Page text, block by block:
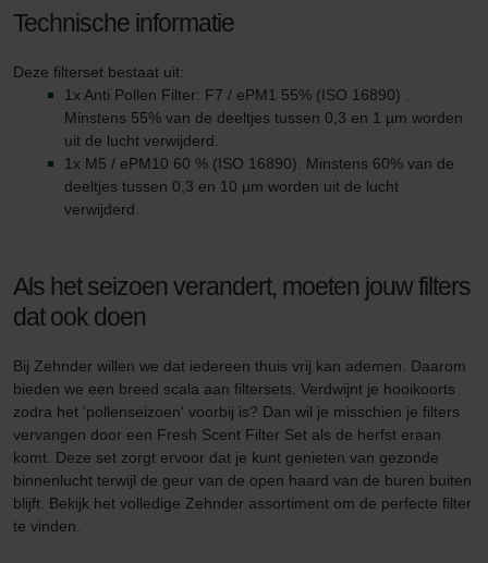
Zehnder Group Sales International: Privacy Policy
Zehnder Polska Sp. z o.o.: Oświadczenie o ochronie
danych Zehnder
Zehnder Group UK Limited: Privacy Policy
Technische informatie
Deze filterset bestaat uit:
1x Anti Pollen Filter: F7 / ePM1 55% (ISO 16890) .
Minstens 55% van de deeltjes tussen 0,3 en 1 µm worden
uit de lucht verwijderd.
1x M5 / ePM10 60 % (ISO 16890). Minstens 60% van de
deeltjes tussen 0,3 en 10 µm worden uit de lucht
verwijderd.
Als het seizoen verandert, moeten jouw filters
dat ook doen
Bij Zehnder willen we dat iedereen thuis vrij kan ademen. Daarom
bieden we een breed scala aan filtersets. Verdwijnt je hooikoorts
zodra het 'pollenseizoen' voorbij is? Dan wil je misschien je filters
vervangen door een Fresh Scent Filter Set als de herfst eraan
komt. Deze set zorgt ervoor dat je kunt genieten van gezonde
binnenlucht terwijl de geur van de open haard van de buren buiten
blijft. Bekijk het volledige Zehnder assortiment om de perfecte filter
te vinden.